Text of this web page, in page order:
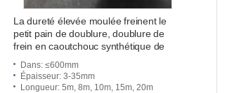
La dureté élevée moulée freinent le
petit pain de doublure, doublure de
frein en caoutchouc synthétique de
Dans: ≤600mm
Épaisseur: 3-35mm
Longueur: 5m, 8m, 10m, 15m, 20m